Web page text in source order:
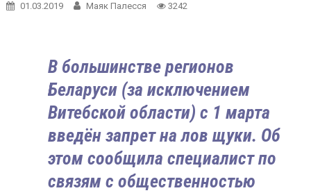
01.03.2019 Маяк Палесся 3242
В большинстве регионов
Беларуси (за исключением
Витебской области) с 1 марта
введён запрет на лов щуки. Об
этом сообщила специалист по
связям с общественностью